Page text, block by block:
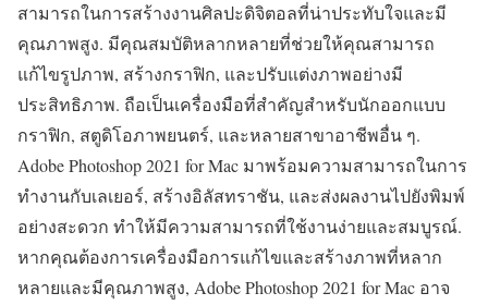
สามารถในการสร้างงานศิลปะดิจิตอลที่น่าประทับใจและมี
คุณภาพสูง. มีคุณสมบัติหลากหลายที่ช่วยให้คุณสามารถ
แก้ไขรูปภาพ, สร้างกราฟิก, และปรับแต่งภาพอย่างมี
ประสิทธิภาพ. ถือเป็นเครื่องมือที่สำคัญสำหรับนักออกแบบ
กราฟิก, สตูดิโอภาพยนตร์, และหลายสาขาอาชีพอื่น ๆ.
Adobe Photoshop 2021 for Mac มาพร้อมความสามารถในการ
ทำงานกับเลเยอร์, สร้างอิลัสทราชัน, และส่งผลงานไปยังพิมพ์
อย่างสะดวก ทำให้มีความสามารถที่ใช้งานง่ายและสมบูรณ์.
หากคุณต้องการเครื่องมือการแก้ไขและสร้างภาพที่หลาก
หลายและมีคุณภาพสูง, Adobe Photoshop 2021 for Mac อาจ